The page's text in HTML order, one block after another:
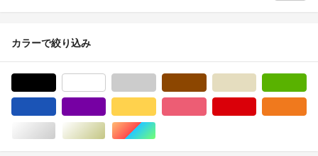
カラーで絞り込み
シルバー/銀色系ゴールド/金色系マルチカラー